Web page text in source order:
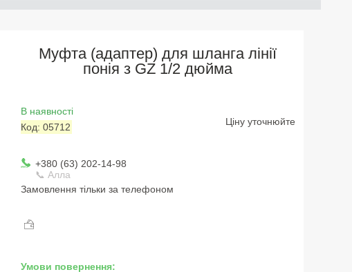
Муфта (адаптер) для шланга лінії
понія з GZ 1/2 дюйма
В наявності
Код: 05712 Ціну уточнюйте
+380 (63) 202-14-98
📞 Алла
Замовлення тільки за телефоном